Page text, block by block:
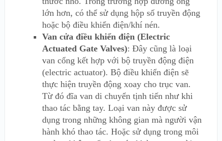
lớn hơn, có thể sử dụng hộp số truyền động
hoặc bộ điều khiển điện/khí nén.
Van cửa điều khiển điện (Electric
Actuated Gate Valves): Đây cũng là loại
van cổng kết hợp với bộ truyền động điện
(electric actuator). Bộ điều khiển điện sẽ
thực hiện truyền động xoay cho trục van.
Từ đó đĩa van di chuyển tịnh tiến như khi
thao tác bằng tay. Loại van này được sử
dụng trong những không gian mà người vận
hành khó thao tác. Hoặc sử dụng trong môi